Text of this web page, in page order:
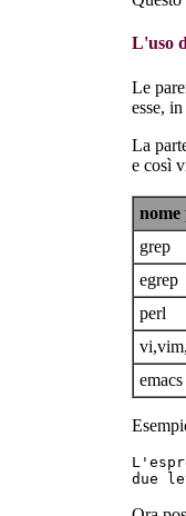
L'uso
Le
esse,
La
e così
nome
grep
egrep
perl
emacs